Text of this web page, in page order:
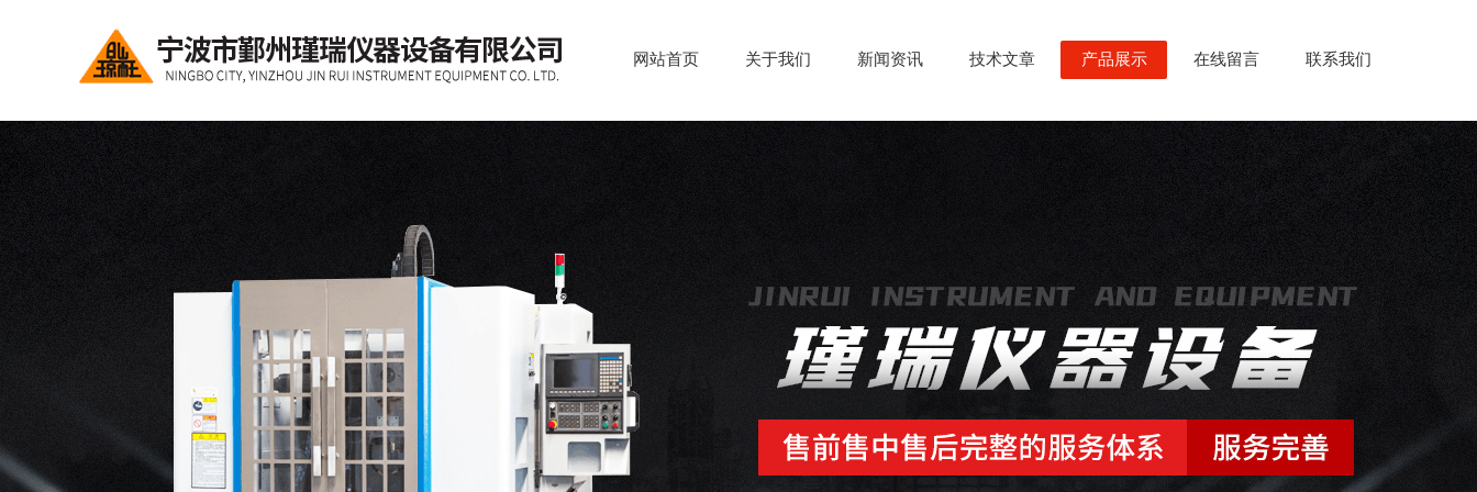
网站首页 关于我们 新闻资讯 技术文章 产品展示 在线留言 联系我们